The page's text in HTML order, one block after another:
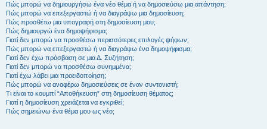
Πώς μπορώ να δημιουργήσω ένα νέο θέμα ή να δημοσιεύσω μια απάντηση;
Πώς μπορώ να επεξεργαστώ ή να διαγράψω μια δημοσίευση;
Πώς προσθέτω μια υπογραφή στη δημοσίευση μου;
Πώς δημιουργώ ένα δημοψήφισμα;
Γιατί δεν μπορώ να προσθέσω περισσότερες επιλογές ψήφων;
Πώς μπορώ να επεξεργαστώ ή να διαγράψω ένα δημοψήφισμα;
Γιατί δεν έχω πρόσβαση σε μια Δ. Συζήτηση;
Γιατί δεν μπορώ να προσθέσω συνημμένα;
Γιατί έχω λάβει μια προειδοποίηση;
Πώς μπορώ να αναφέρω δημοσιεύσεις σε έναν συντονιστή;
Τι είναι το κουμπί “Αποθήκευση” στη δημοσίευση θέματος;
Γιατί η δημοσίευση χρειάζεται να εγκριθεί;
Πώς σημειώνω ένα θέμα μου ως νέο;